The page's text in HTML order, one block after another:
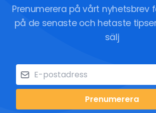
Prenumerera på vårt nyhetsbrev
på de senaste och hetaste
sälj
Prenumerera